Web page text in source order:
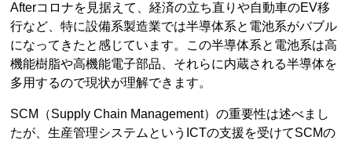
Afterコロナを見据えて、経済の立ち直りや自動車のEV移
行など、特に設備系製造業では半導体系と電池系がバブル
になってきたと感じています。この半導体系と電池系は高
機能樹脂や高機能電子部品、それらに内蔵される半導体を
多用するので現状が理解できます。
SCM（Supply Chain Management）の重要性は述べまし
たが、生産管理システムというICTの支援を受けてSCMの